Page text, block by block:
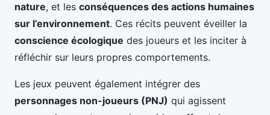
nature, et les conséquences des actions humaines
sur l’environnement. Ces récits peuvent éveiller la
conscience écologique des joueurs et les inciter à
réfléchir sur leurs propres comportements.
Les jeux peuvent également intégrer des
personnages non-joueurs (PNJ) qui agissent